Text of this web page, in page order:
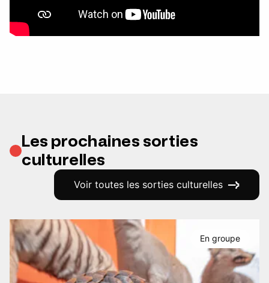
Les prochaines sorties
culturelles
Voir toutes les sorties culturelles
En groupe